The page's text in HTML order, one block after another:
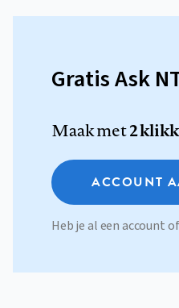
Gratis Ask
Maak met2
ACCOUNT
Heb je al een account